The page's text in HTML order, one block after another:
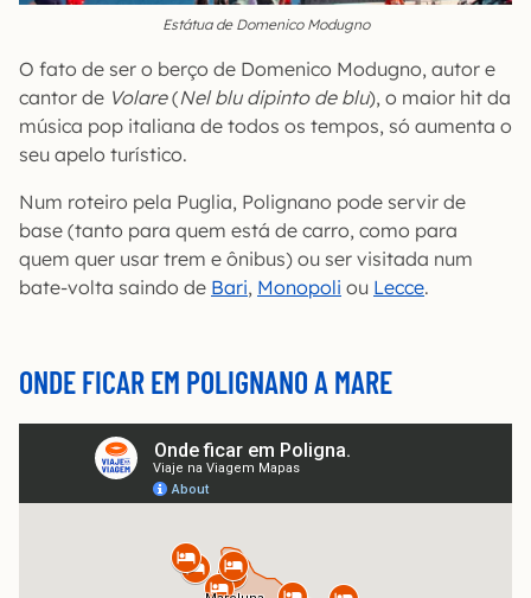
Estátua de Domenico Modugno
O fato de ser o berço de Domenico Modugno, autor e
cantor de Volare(Nel blu dipinto de blu), o maior hit da
música pop italiana de todos os tempos, só aumenta o
seu apelo turístico.
Num roteiro pela Puglia, Polignano pode servir de
base (tanto para quem está de carro, como para
quem quer usar trem e ônibus) ou ser visitada num
bate-volta saindo de Bari, Monopoli ou Lecce.
ONDE FICAR EM POLIGNANO A MARE